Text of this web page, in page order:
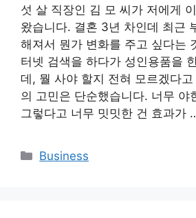
섯 살 직장인 김 모 씨가 저에게
왔습니다. 결혼 3년 차인데 최근
해져서 뭔가 변화를 주고 싶다는
터넷 검색을 하다가 성인용품을
데, 뭘 사야 할지 전혀 모르겠다
의 고민은 단순했습니다. 너무 야
그렇다고 너무 밋밋한 건 효과가
Categories
Business